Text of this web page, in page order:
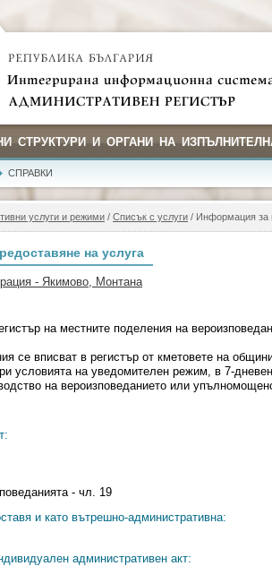
СТРУКТУРИ И ОРГАНИ НА
СПРАВКИ
услуги и режими / Списък с услуги / Информация за
на услуга
- Якимово, Монтана
на местните поделения на
се вписват в регистър от кметовете на
условията на уведомителен режим, в 7-
на вероизповеданието или
- чл. 19
и като вътрешно-административна:
административен акт: